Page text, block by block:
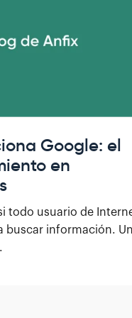
Google: el
en
todo usuario de
buscar información.